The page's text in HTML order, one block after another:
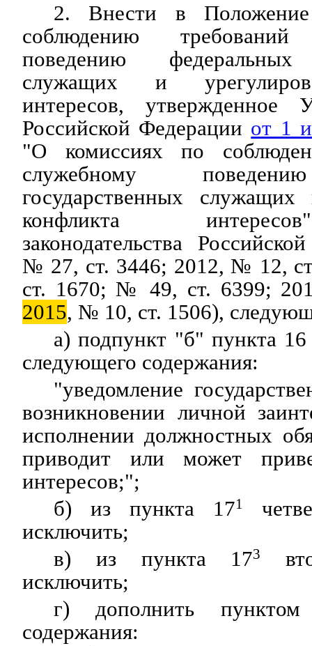
2. Внести в
соблюдению
поведению федеральных
служащих и
интересов, утвержденное
Российской Федерации от 1
"О комиссиях по
служебному
государственных
конфликта
законодательства
№ 27, ст. 3446; 2012, № 12,
ст. 1670; № 49, ст. 6399;
2015, № 10, ст. 1506),
а) подпункт "б" пункта 16
следующего содержания:
"уведомление
возникновении личной
исполнении должностных
приводит или может
интересов;";
б) из пункта 171
исключить;
в) из пункта 173
исключить;
г) дополнить
содержания: